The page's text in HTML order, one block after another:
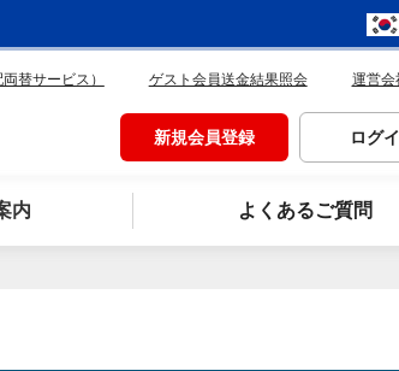
替サービス） ゲスト会員送金結果照会 運営会
新規会員登録 ログ
内 よくあるご質問